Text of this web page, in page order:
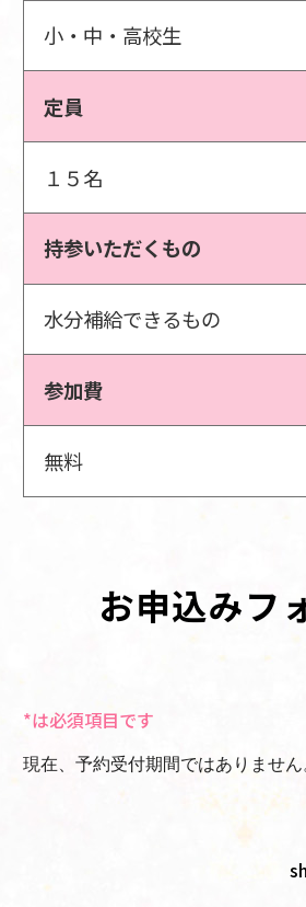
小・中・高校生
定員
１５名
持参いただくもの
水分補給できるもの
参加費
無料
お申込みフ
*は必須項目です
現在、予約受付期間ではありません